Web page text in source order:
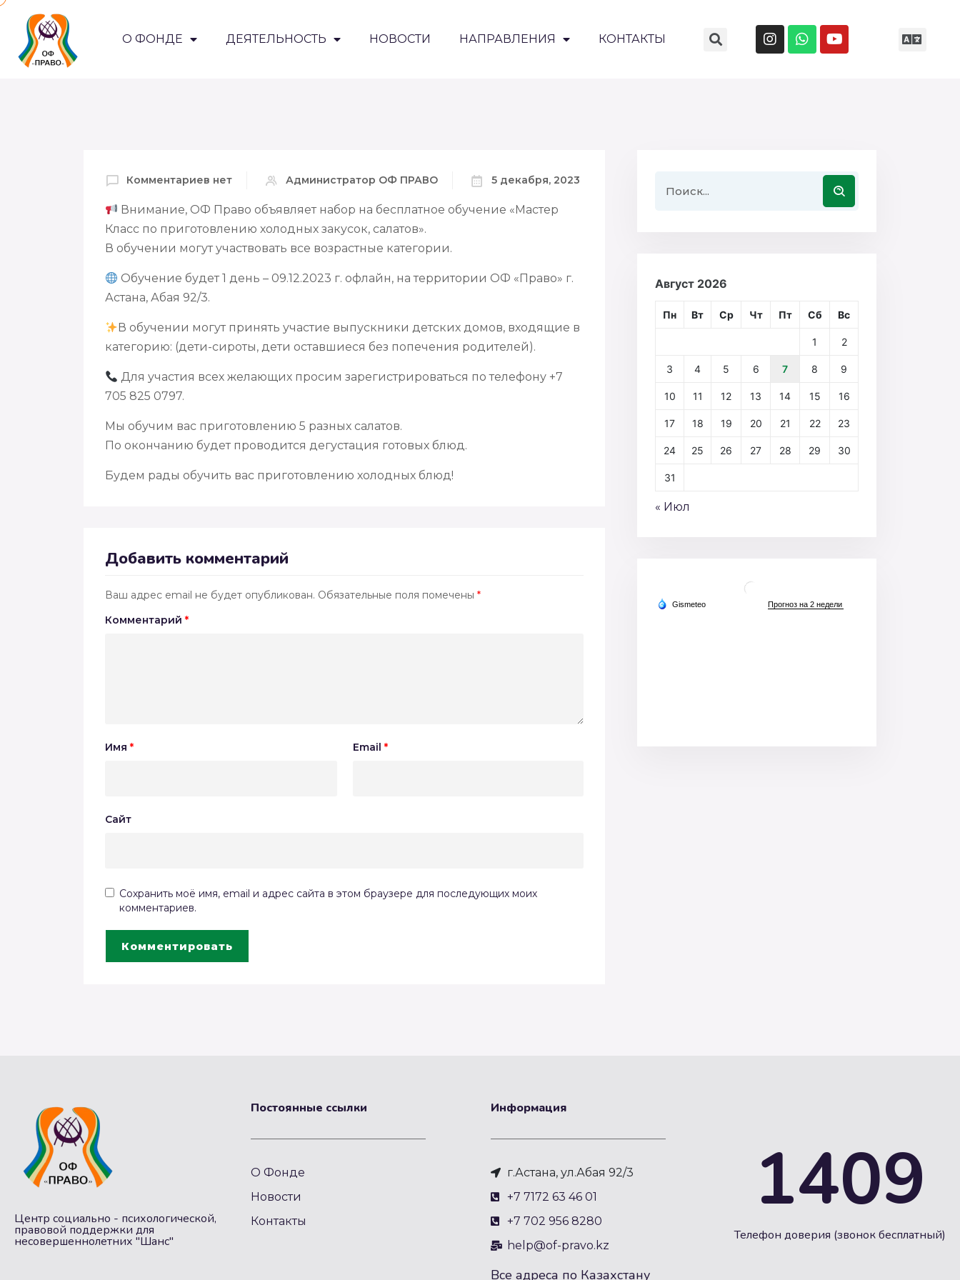
О ФОНДЕ ДЕЯТЕЛЬНОСТЬ НОВОСТИ НАПРАВЛЕНИЯ КОНТАКТЫ
Комментариев нет Администратор ОФ ПРАВО 5 декабря, 2023
Внимание, ОФ Право объявляет набор на бесплатное обучение «Мастер
Класс по приготовлению холодных закусок, салатов».
В обучении могут участвовать все возрастные категории.
Обучение будет 1 день – 09.12.2023 г. офлайн, на территории ОФ «Право» г.
Астана, Абая 92/3.
В обучении могут принять участие выпускники детских домов, входящие в
категорию: (дети-сироты, дети оставшиеся без попечения родителей).
Для участия всех желающих просим зарегистрироваться по телефону +7
705 825 0797.
Мы обучим вас приготовлению 5 разных салатов.
По окончанию будет проводится дегустация готовых блюд.
Будем рады обучить вас приготовлению холодных блюд!
Добавить комментарий
Ваш адрес email не будет опубликован. Обязательные поля помечены *
Комментарий *
Имя * Email *
Сайт
Сохранить моё имя, email и адрес сайта в этом браузере для последующих моих
комментариев.
Август 2026
Пн Вт Ср Чт Пт Сб Вс
1 2
3 4 5 6 7 8 9
10 11 12 13 14 15 16
17 18 19 20 21 22 23
24 25 26 27 28 29 30
31
« Июл
Центр социально - психологической,
правовой поддержки для
несовершеннолетних "Шанс"
Постоянные ссылки
О Фонде
Новости
Контакты
Информация
г.Астана, ул.Абая 92/3
+7 7172 63 46 01
+7 702 956 8280
help@of-pravo.kz
Все адреса по Казахстану
1409
Телефон доверия (звонок бесплатный)